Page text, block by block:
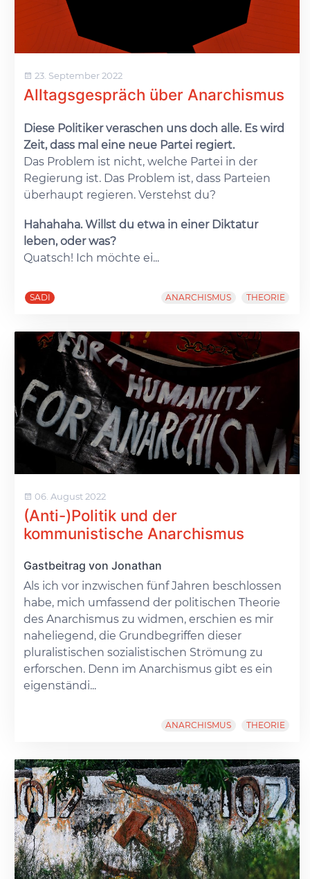
23. September 2022
Alltagsgespräch über Anarchismus
Diese Politiker veraschen uns doch alle. Es wird
Zeit, dass mal eine neue Partei regiert.
Das Problem ist nicht, welche Partei in der
Regierung ist. Das Problem ist, dass Parteien
überhaupt regieren. Verstehst du?
Hahahaha. Willst du etwa in einer Diktatur
leben, oder was?
Quatsch! Ich möchte ei...
SADI ANARCHISMUS THEORIE
06. August 2022
(Anti-)Politik und der
kommunistische Anarchismus
Gastbeitrag von Jonathan
Als ich vor inzwischen fünf Jahren beschlossen
habe, mich umfassend der politischen Theorie
des Anarchismus zu widmen, erschien es mir
naheliegend, die Grundbegriffen dieser
pluralistischen sozialistischen Strömung zu
erforschen. Denn im Anarchismus gibt es ein
eigenständi...
ANARCHISMUS THEORIE